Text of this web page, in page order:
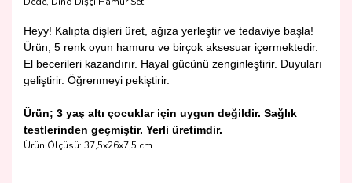
Heyy! Kalıpta dişleri üret, ağıza yerleştir ve tedaviye başla!
Ürün; 5 renk oyun hamuru ve birçok aksesuar içermektedir.
El becerileri kazandırır. Hayal gücünü zenginleştirir. Duyuları
geliştirir. Öğrenmeyi pekiştirir.
Ürün; 3 yaş altı çocuklar için uygun değildir. Sağlık
testlerinden geçmiştir. Yerli üretimdir.
Ürün Ölçüsü: 37,5x26x7,5 cm